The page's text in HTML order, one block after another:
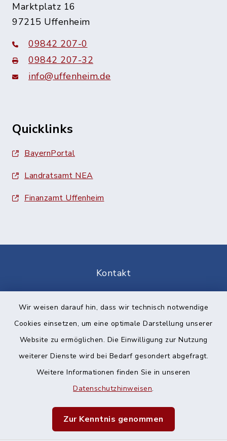
Wir weisen darauf hin, dass wir technisch notwendige
Cookies einsetzen, um eine optimale Darstellung unserer
Website zu ermöglichen. Die Einwilligung zur Nutzung
weiterer Dienste wird bei Bedarf gesondert abgefragt.
Weitere Informationen finden Sie in unseren
Datenschutzhinweisen.
Zur Kenntnis genommen
Marktplatz 16
97215 Uffenheim
09842 207-0
09842 207-32
info@uffenheim.de
Quicklinks
BayernPortal
Landratsamt NEA
Finanzamt Uffenheim
Kontakt
Datenschutz
Impressum
Sitemap
Cookie-Einstellungen